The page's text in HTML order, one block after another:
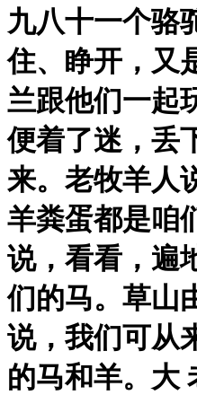
九八十一个骆
住、睁开，又
兰跟他们一起
便着了迷，丢
来。老牧羊人
羊粪蛋都是咱
说，看看，遍
们的马。草山
说，我们可从
的马和羊。大